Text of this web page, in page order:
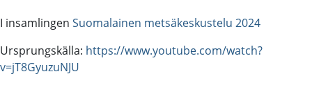
I insamlingen Suomalainen metsäkeskustelu 2024
Ursprungskälla: https://www.youtube.com/watch?
v=jT8GyuzuNJU